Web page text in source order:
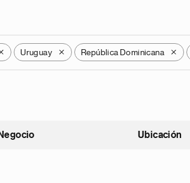
Uruguay X República Dominicana X
ascendente
Negocio Ubicación